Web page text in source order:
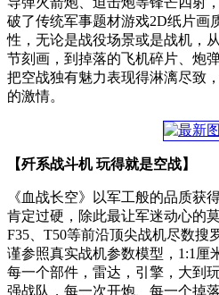
破了传统军事题材游戏2D纸片画
性，无论是战役场景或是战机，
节刻画，到掉落的飞机碎片、炮
把空战独有魅力表现得淋漓尽致
的激情。
【歼系战斗机 玩得就是空战】
《血战长空》以军工般的品质获
肯定过硬，除此最让军迷动心的
F35、T50等前沿顶尖战机尽数搜
谨参照真实战机参数模型，1:1厘
每一个部件，雷达，引擎，大到
强战队，每一次开炮、每一个掉